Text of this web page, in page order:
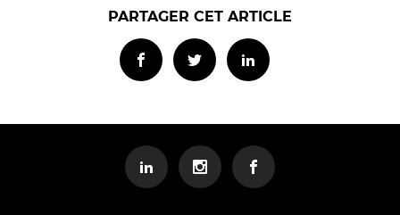
PARTAGER CET ARTICLE